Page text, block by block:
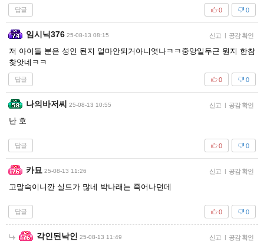
답글 0
0
임시닉376 25-08-13 08:15 신고 | 공감 확인
저 아이돌 분은 성인 된지 얼마안되거아니엿나ㅋㅋ중앙일두근 뭔지 한참
찾앗네ㅋㅋ
답글 0
0
나의바저씨 25-08-13 10:55 신고 | 공감 확인
난 호
답글 0
0
카묘 25-08-13 11:26 신고 | 공감 확인
고말숙이니깐 실드가 많네 박나래는 죽어나던데
답글 0
0
각인된낙인 25-08-13 11:49 신고 | 공감 확인